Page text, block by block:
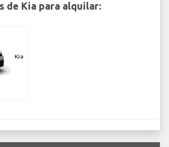
de Kia para alquilar:
Kia